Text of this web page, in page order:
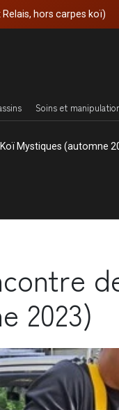
Relais, hors carpes koï)
Soins et
Mystiques (automne
2023)